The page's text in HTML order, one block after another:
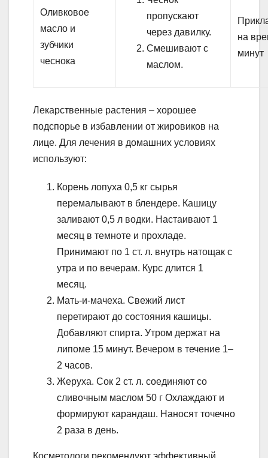
Оливковое
масло и
зубчики
чеснока
пропускают
через давилку.
Смешивают с
маслом.
на
минут
Лекарственные растения – хорошее
подспорье в избавлении от жировиков на
лице. Для лечения в домашних условиях
используют:
Корень лопуха 0,5 кг сырья
перемалывают в блендере. Кашицу
заливают 0,5 л водки. Настаивают 1
месяц в темноте и прохладе.
Принимают по 1 ст. л. внутрь натощак с
утра и по вечерам. Курс длится 1
месяц.
Мать-и-мачеха. Свежий лист
перетирают до состояния кашицы.
Добавляют спирта. Утром держат на
липоме 15 минут. Вечером в течение 1–
2 часов.
Жеруха. Сок 2 ст. л. соединяют со
сливочным маслом 50 г Охлаждают и
формируют карандаш. Наносят точечно
2 раза в день.
Косметологи рекомендуют эффективный